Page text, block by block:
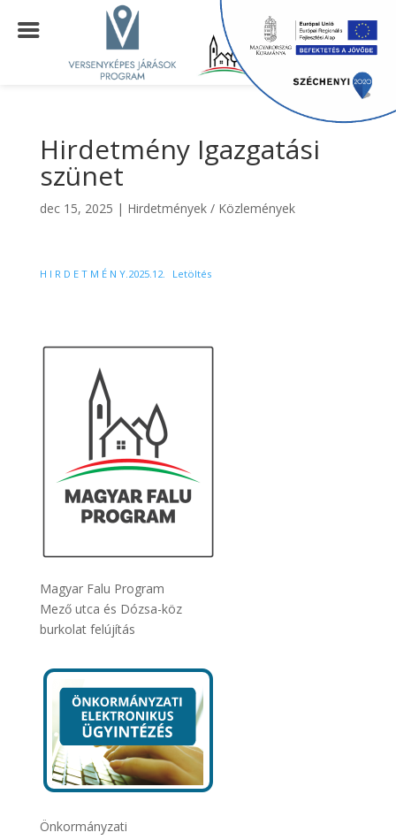
Hirdetmény Igazgatási
szünet
dec 15, 2025 | Hirdetmények / Közlemények
H I R D E T M É N Y.2025.12. Letöltés
Magyar Falu Program
Mező utca és Dózsa-köz
burkolat felújítás
Önkormányzati